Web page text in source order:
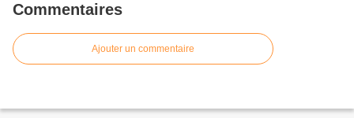
Commentaires
Ajouter un commentaire